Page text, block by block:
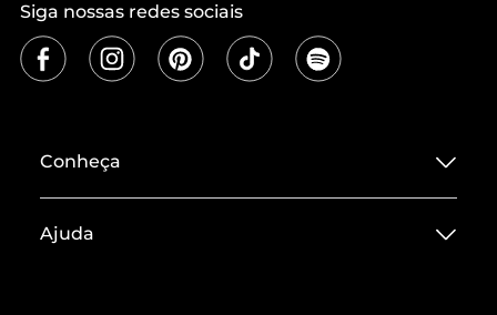
Siga nossas redes sociais
Conheça
Termos de Uso
Ajuda